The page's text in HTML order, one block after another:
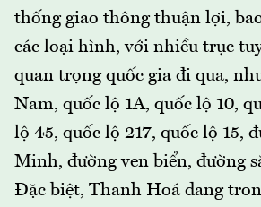
thống giao thông thuận lợi,
các loại hình, với nhiều trục
quan trọng quốc gia đi qua,
Nam, quốc lộ 1A, quốc lộ 10,
lộ 45, quốc lộ 217, quốc lộ 15,
Minh, đường ven biển, đường
Đặc biệt, Thanh Hoá đang